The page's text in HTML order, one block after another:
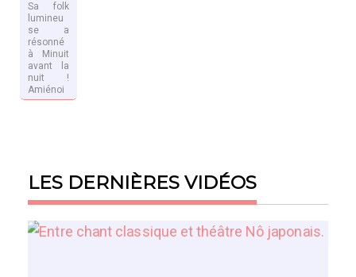
Sa folk
lumineu
se a
résonné
à Minuit
avant la
nuit !
Amiénoi
s
nous
emmène
sa ville
avant
LES DERNIÈRES VIDÉOS